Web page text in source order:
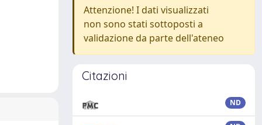
Attenzione! I dati visualizzati
non sono stati sottoposti a
validazione da parte dell'ateneo
Citazioni
ND